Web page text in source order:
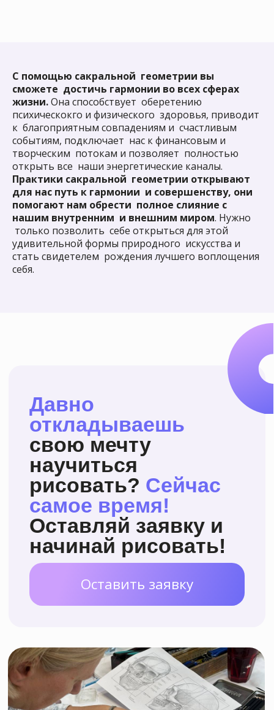
С помощью сакральной геометрии вы
сможете достичь гармонии во всех сферах
жизни.Она способствует оберетению
психическокго и физического здоровья, приводит
к благоприятным совпадениям и счастливым
событиям, подключает нас к финансовым и
творческим потокам и позволяет полностью
открыть все наши энергетические каналы.
Практики сакральной геометрии открывают
для нас путь к гармонии и совершенству, они
помогают нам обрести полное слияние с
нашим внутренним и внешним миром. Нужно
только позволить себе открыться для этой
удивительной формы природного искусства и
стать свидетелем рождения лучшего воплощения
себя.
Посмотреть все курсы
Приходи к нам
рисовать, если
ты хочешь:
Научиться рисовать
увлеченно и свободно
в любом возрасте
1
Приобрести новых,
интересных знакомых,
2